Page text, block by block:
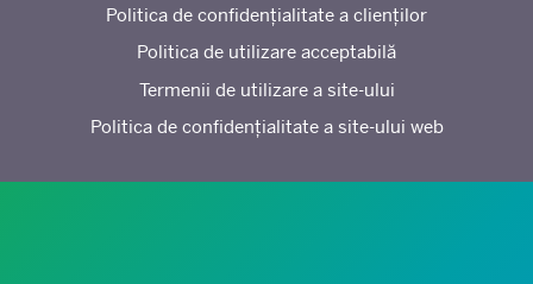
Politica de confidențialitate a clienților
Politica de utilizare acceptabilă
Termenii de utilizare a site-ului
Politica de confidențialitate a site-ului web